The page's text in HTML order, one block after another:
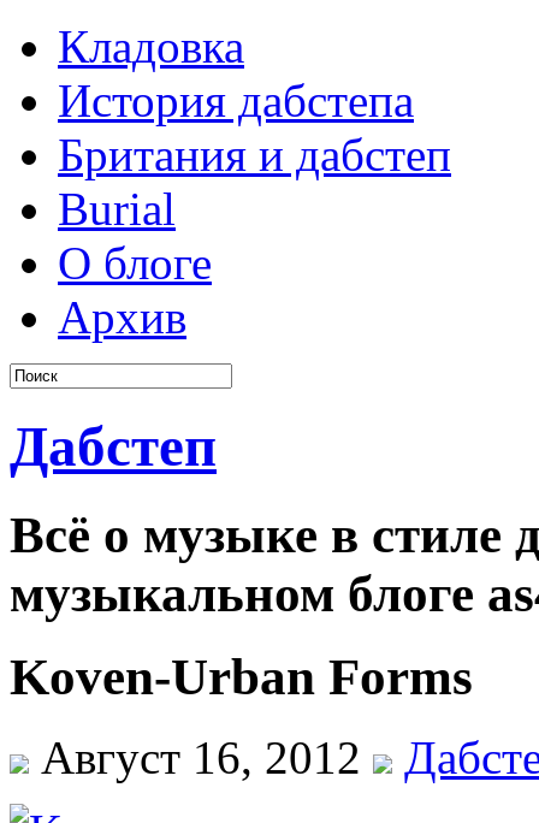
Кладовка
История дабстепа
Британия и дабстеп
Burial
О блоге
Архив
Дабстеп
Всё о музыке в стиле
музыкальном блоге
Koven-Urban Forms
Август 16, 2012